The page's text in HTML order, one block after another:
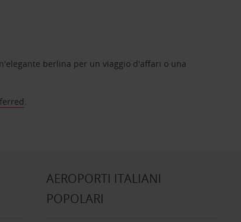
berlina per un viaggio d'affari o una
.
AEROPORTI ITALIANI
POPOLARI